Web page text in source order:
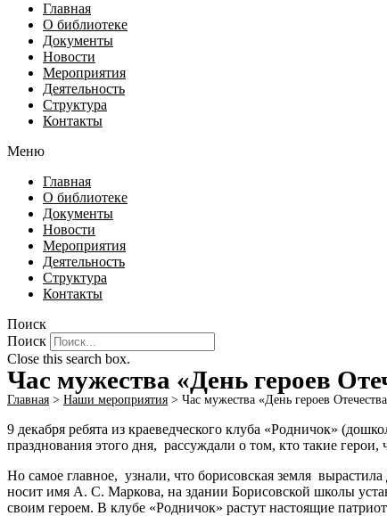
Главная
О библиотеке
Документы
Новости
Мероприятия
Деятельность
Структура
Контакты
Меню
Главная
О библиотеке
Документы
Новости
Мероприятия
Деятельность
Структура
Контакты
Поиск
Поиск
Close this search box.
Час мужества «День героев
Главная > Наши мероприятия > Час мужества «День героев
9 декабря ребята из краеведческого клуба «Родничок»
празднования этого дня, рассуждали о том, кто такие
Но самое главное, узнали, что борисовская земля
носит имя А. С. Маркова, на здании Борисовской школы
своим героем. В клубе «Родничок» растут настоящие